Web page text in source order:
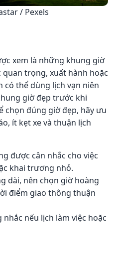
/ Pexels
xem là những khung giờ
trọng, xuất hành hoặc
có thể dùng lịch vạn niên
giờ đẹp trước khi
chọn đúng giờ đẹp, hãy ưu
ít kẹt xe và thuận lịch
được cân nhắc cho việc
khai trương nhỏ.
dài, nên chọn giờ hoàng
điểm giao thông thuận
nếu lịch làm việc hoặc